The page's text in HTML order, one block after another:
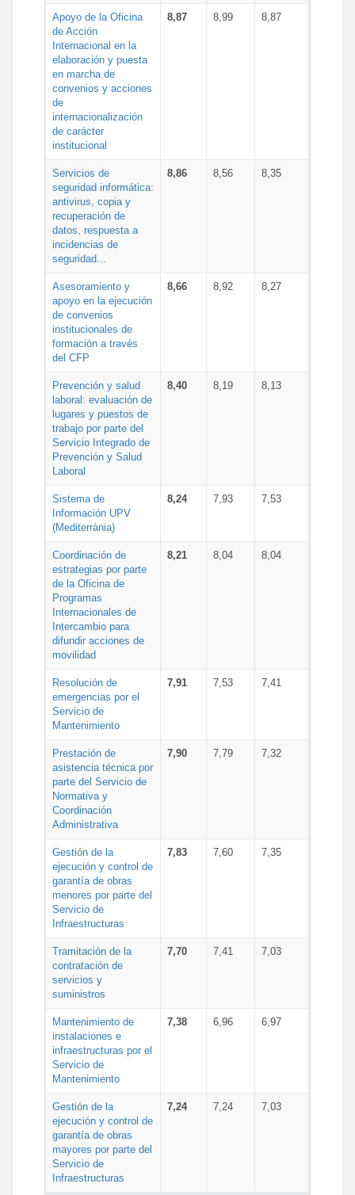
Apoyo de la Oficina
de Acción
Internacional en la
elaboración y puesta
en marcha de
convenios y acciones
de
internacionalización
de carácter
institucional
8,87 8,99 8,87
Servicios de
seguridad informática:
antivirus, copia y
recuperación de
datos, respuesta a
incidencias de
seguridad...
8,86 8,56 8,35
Asesoramiento y
apoyo en la ejecución
de convenios
institucionales de
formación a través
del CFP
8,66 8,92 8,27
Prevención y salud
laboral: evaluación de
lugares y puestos de
trabajo por parte del
Servicio Integrado de
Prevención y Salud
Laboral
8,40 8,19 8,13
Sistema de
Información UPV
(Mediterrània)
8,24 7,93 7,53
Coordinación de
estrategias por parte
de la Oficina de
Programas
Internacionales de
Intercambio para
difundir acciones de
movilidad
8,21 8,04 8,04
Resolución de
emergencias por el
Servicio de
Mantenimiento
7,91 7,53 7,41
Prestación de
asistencia técnica por
parte del Servicio de
Normativa y
Coordinación
Administrativa
7,90 7,79 7,32
Gestión de la
ejecución y control de
garantía de obras
menores por parte del
Servicio de
Infraestructuras
7,83 7,60 7,35
Tramitación de la
contratación de
servicios y
suministros
7,70 7,41 7,03
Mantenimiento de
instalaciones e
infraestructuras por el
Servicio de
Mantenimiento
7,38 6,96 6,97
Gestión de la
ejecución y control de
garantía de obras
mayores por parte del
Servicio de
Infraestructuras
7,24 7,24 7,03